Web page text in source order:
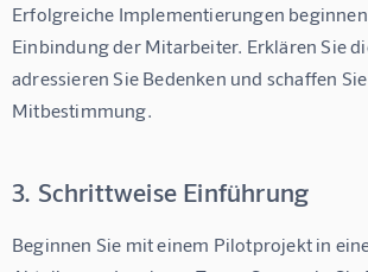
Erfolgreiche Implementierungen
Einbindung der Mitarbeiter. Erklären Sie
adressieren Sie Bedenken und schaffen
Mitbestimmung.
3. Schrittweise Einführung
Beginnen Sie mit einem Pilotprojekt in